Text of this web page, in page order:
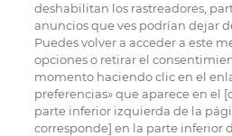
deshabilitan los rastreadores,
anuncios que ves podrían dejar
Puedes volver a acceder a este
opciones o retirar el
momento haciendo clic en el
preferencias» que aparece en el
parte inferior izquierda de la
corresponde] en la parte inferior